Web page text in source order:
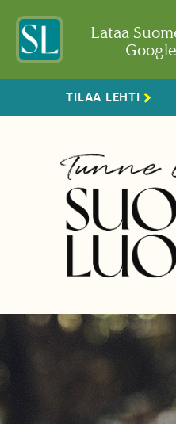
Lataa
TILAA LEHTI